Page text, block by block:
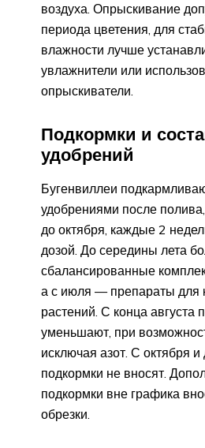
воздуха. Опрыскивание
периода цветения, для
влажности лучше
увлажнители или
опрыскиватели.
Подкормки и
удобрений
Бугенвиллеи
удобрениями после
до октября, каждые 2
дозой. До середины лета
сбалансированные
а с июля — препараты для
растений. С конца августа
уменьшают, при
исключая азот. С октября
подкормки не вносят.
подкормки вне графика
обрезки.